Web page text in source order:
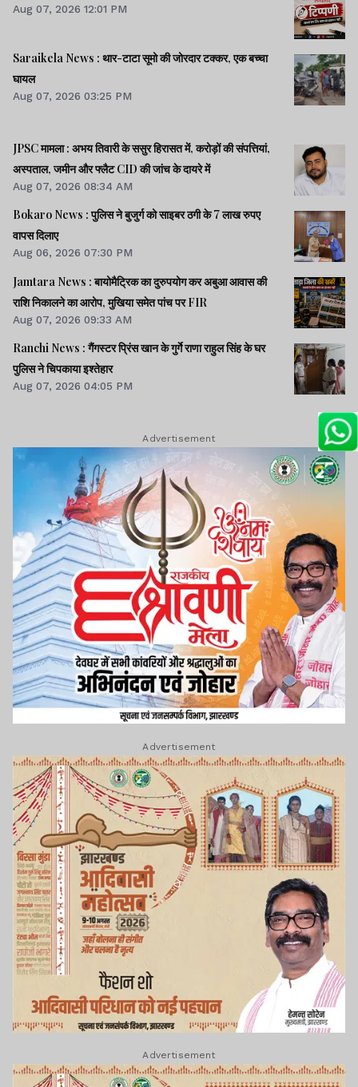
Aug 07, 2026 12:01 PM
Saraikela News : थार-टाटा सूमो की जोरदार टक्कर, एक बच्चा
घायल
Aug 07, 2026 03:25 PM
JPSC मामला : अभय तिवारी के ससुर हिरासत में, करोड़ों की संपत्तियां,
अस्पताल, जमीन और फ्लैट CID की जांच के दायरे में
Aug 07, 2026 08:34 AM
Bokaro News : पुलिस ने बुजुर्ग को साइबर ठगी के 7 लाख रुपए
वापस दिलाए
Aug 06, 2026 07:30 PM
Jamtara News : बायोमैट्रिक का दुरुपयोग कर अबुआ आवास की
राशि निकालने का आरोप, मुखिया समेत पांच पर FIR
Aug 07, 2026 09:33 AM
Ranchi News : गैंगस्टर प्रिंस खान के गुर्गे राणा राहुल सिंह के घर
पुलिस ने चिपकाया इश्तेहार
Aug 07, 2026 04:05 PM
Advertisement
Advertisement
Advertisement